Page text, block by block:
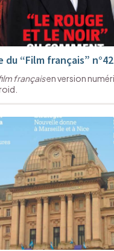
du “Film français”
françaisen version